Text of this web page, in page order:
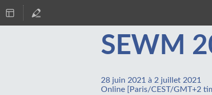
SEWM
28 juin 2021 à 2 juillet 2021
Online [Paris/CEST/GMT+2